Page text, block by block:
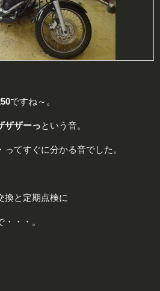
ですね～。
ザザーっという音。
てすぐに分かる音でした。
換と定期点検に
・・。